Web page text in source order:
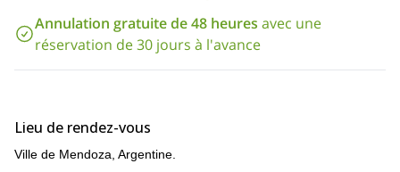
Je peux également vous emmener à la Plaza Francia, un autre
endroit célèbre sur le chemin du sommet de l'Aconcagua.
Consultez-leici.
Annulation gratuite de 48 heures avec une
réservation de 30 jours à l'avance
Lieu de rendez-vous
Ville de Mendoza, Argentine.